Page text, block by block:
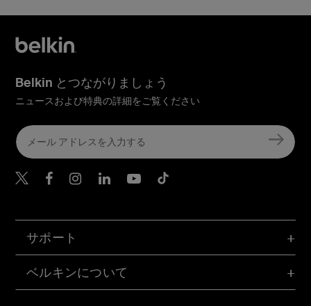
サポート
ベルキンについて
Belkin とつながりましょう
ニュースおよび特典の詳細をご覧ください
Belkin Twitter
Belkin Facebook
Belkin Instagram
Belkin LinkedIn
Belkin Youtube
Belkin TikTok